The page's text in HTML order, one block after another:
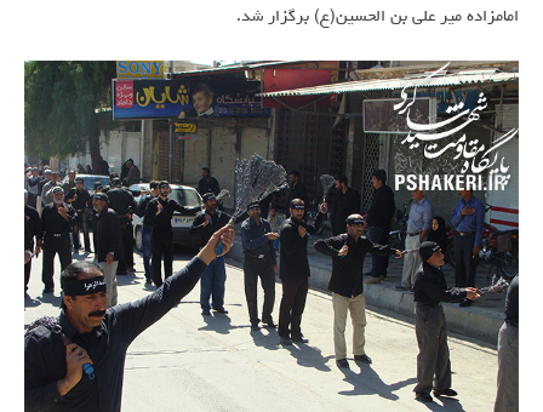
امامزاده میر علی بن الحسین(ع) برگزار شد.